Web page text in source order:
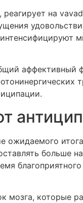
на
аффективный
ожидаемого
больше
мозга, которые